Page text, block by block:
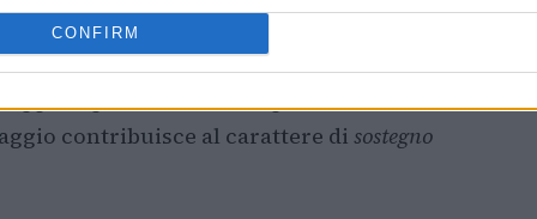
CONFIRM
rifermentazione in bottiglia.
restano adagiati sui propri lieviti per36
di profili aromatici più maturi e una
contribuisce al carattere di sostegno